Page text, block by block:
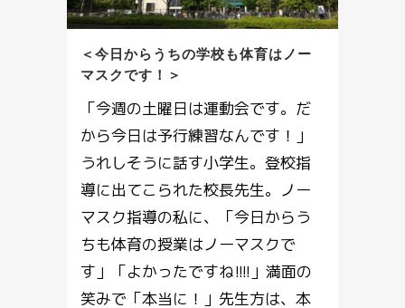
＜今日からうちの学校も体育はノー
マスクです！＞
「今週の土曜日は運動会です。だ
から今日は予行練習なんです！」
うれしそうに話す小学生。登校指
導に出てこられた校長先生。ノー
マスク指導の私に、「今日からう
ちも体育の授業はノーマスクで
す」「よかったですね!!!!」満面の
笑みで「本当に！」先生方は、本